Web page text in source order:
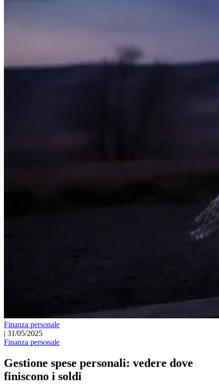
Finanza personale
| 31/05/2025
Finanza personale
Gestione spese personali: vedere dove
finiscono i soldi